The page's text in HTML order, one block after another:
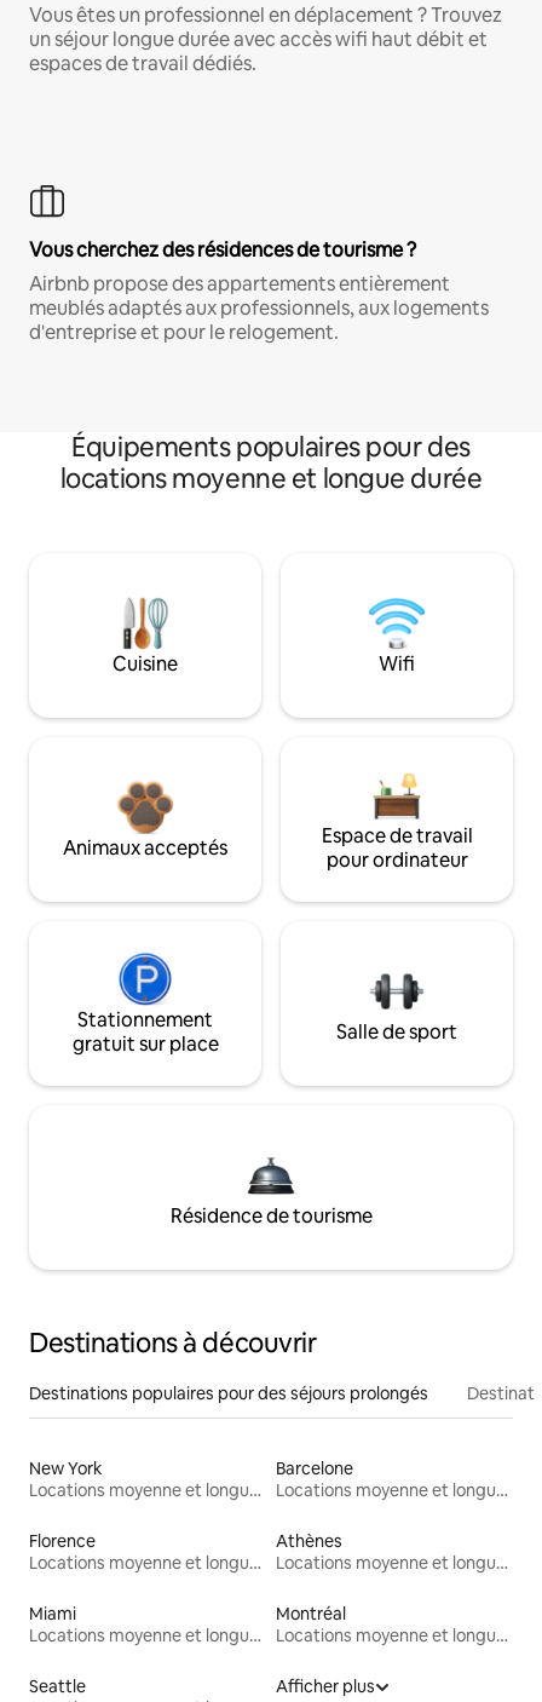
Vous êtes un professionnel en déplacement ? Trouvez
un séjour longue durée avec accès wifi haut débit et
espaces de travail dédiés.
Vous cherchez des résidences de tourisme ?
Airbnb propose des appartements entièrement
meublés adaptés aux professionnels, aux logements
d'entreprise et pour le relogement.
Équipements populaires pour des
locations moyenne et longue durée
Cuisine Wifi
Animaux acceptés
Espace de travail
pour ordinateur
Stationnement
gratuit sur place
Salle de sport
Résidence de tourisme
Destinations à découvrir
Destinations populaires pour des séjours prolongés
New York
Locations moyenne et longue durée
Barcelone
Locations moyenne et longue durée
Florence
Locations moyenne et longue durée
Athènes
Locations moyenne et longue durée
Miami
Locations moyenne et longue durée
Montréal
Locations moyenne et longue durée
Seattle
Afficher plus